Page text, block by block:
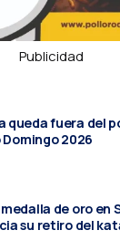
Publicidad
queda fuera del
2026
de oro en
su retiro del